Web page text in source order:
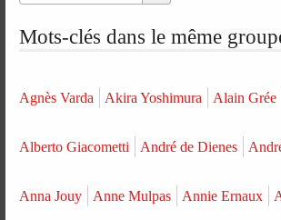
Mots-clés dans le même
Agnès Varda Akira Yoshimura Alain Grée
Alberto Giacometti André de Dienes
Anna Jouy Anne Mulpas Annie Ernaux